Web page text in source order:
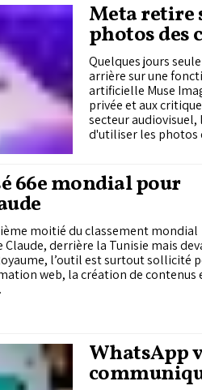
Meta retire
photos des
vague de
Quelques jours
arrière sur une
artificielle Muse
privée et aux
secteur
d'utiliser les photos
66e mondial pour
moitié du classement mondial
derrière la Tunisie mais
l’outil est surtout sollicité
web, la création de contenus
WhatsApp